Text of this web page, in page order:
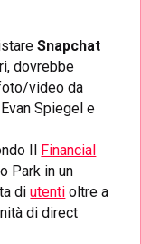
Snapchat
dovrebbe
video da
Spiegel e
Il
Financial
Park in un
diutenti oltre a
di direct